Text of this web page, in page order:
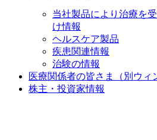
当社製品により治療を
け情報
ヘルスケア製品
疾患関連情報
治験の情報
医療関係者の皆さま
（別ウィ
株主・投資家情報